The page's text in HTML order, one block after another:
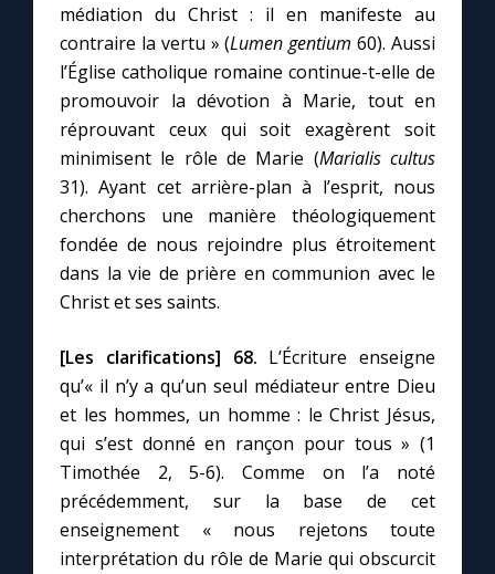
médiation du Christ : il en manifeste au
contraire la vertu » (Lumen gentium 60). Aussi
l’Église catholique romaine continue-t-elle de
promouvoir la dévotion à Marie, tout en
réprouvant ceux qui soit exagèrent soit
minimisent le rôle de Marie (Marialis cultus
31). Ayant cet arrière-plan à l’esprit, nous
cherchons une manière théologiquement
fondée de nous rejoindre plus étroitement
dans la vie de prière en communion avec le
Christ et ses saints.
[Les clarifications] 68. L’Écriture enseigne
qu’« il n’y a qu’un seul médiateur entre Dieu
et les hommes, un homme : le Christ Jésus,
qui s’est donné en rançon pour tous » (1
Timothée 2, 5-6). Comme on l’a noté
précédemment, sur la base de cet
enseignement « nous rejetons toute
interprétation du rôle de Marie qui obscurcit